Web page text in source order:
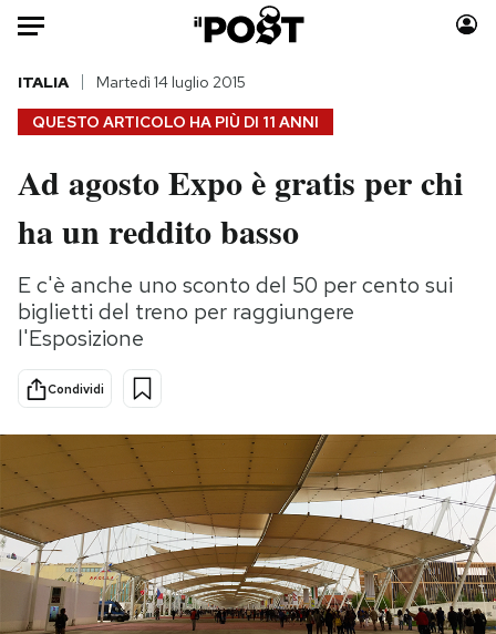
HOME
Italia
Politica
Tecnologia
Internet
Scienza
Cultura
Economia
Moda
Consumismi
Storie/Idee
Ok Boomer!
Mondiali calcio 2026
PODCAST
NEWSLETTER
QUESTO ARTICOLO HA PIÙ DI 11 ANNI
ITALIA Martedì 14 luglio 2015
Ad agosto Expo è gratis per chi
ha un reddito basso
E c'è anche uno sconto del 50 per cento sui
biglietti del treno per raggiungere
l'Esposizione
Condividi